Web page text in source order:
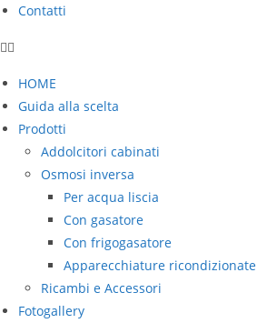
Contatti
HOME
Guida alla scelta
Prodotti
Addolcitori cabinati
Osmosi inversa
Per acqua liscia
Con gasatore
Con frigogasatore
Apparecchiature ricondizionate
Ricambi e Accessori
Fotogallery